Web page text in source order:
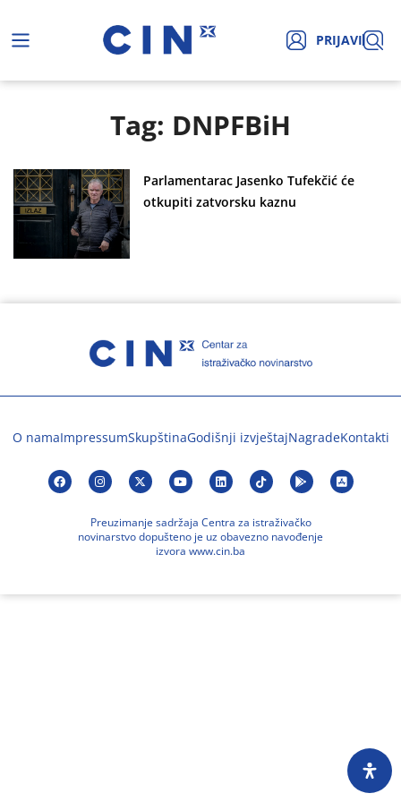
PRIJAVI
Tag: DNPFBiH
Parlamentarac Jasenko Tufekčić će
otkupiti zatvorsku kaznu
O namaImpressumSkupštinaGodišnji izvještajNagradeKontakti
Preuzimanje sadržaja Centra za istraživačko
novinarstvo dopušteno je uz obavezno navođenje
izvora www.cin.ba